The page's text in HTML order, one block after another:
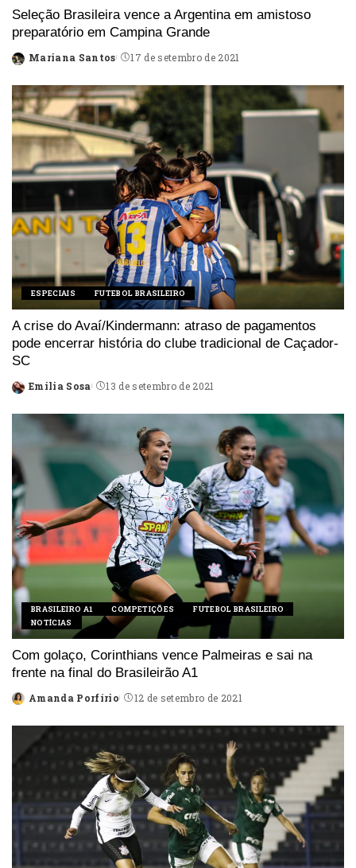
Seleção Brasileira vence a Argentina em amistoso
preparatório em Campina Grande
Posted
Mariana Santos 17 de setembro de 2021
ESPECIAIS FUTEBOL BRASILEIRO
A crise do Avaí/Kindermann: atraso de pagamentos
pode encerrar história do clube tradicional de Caçador-
SC
Posted
Emilia Sosa 13 de setembro de 2021
BRASILEIRO A1 COMPETIÇÕES
FUTEBOL BRASILEIRO
NOTÍCIAS
Com golaço, Corinthians vence Palmeiras e sai na
frente na final do Brasileirão A1
Posted
Amanda Porfírio 12 de setembro de 2021